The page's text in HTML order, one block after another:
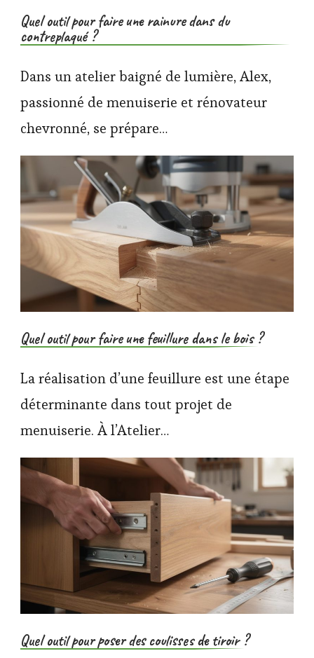
Quel outil pour faire une rainure dans du
contreplaqué ?
Dans un atelier baigné de lumière, Alex,
passionné de menuiserie et rénovateur
chevronné, se prépare…
Quel outil pour faire une feuillure dans le bois ?
La réalisation d’une feuillure est une étape
déterminante dans tout projet de
menuiserie. À l’Atelier…
Quel outil pour poser des coulisses de tiroir ?